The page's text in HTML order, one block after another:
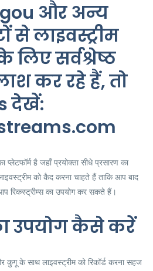
और अन्य
से लाइवस्ट्रीम
लिए सर्वश्रेष्ठ
कर रहे हैं, तो
देखें:
है जहाँ प्रयोक्ता सीधे प्रसारण का
को कैद करना चाहते हैं ताकि आप बाद
का उपयोग कर सकते हैं।
उपयोग कैसे करें
कुगू के साथ लाइवस्ट्रीम को रिकॉर्ड करना सहज